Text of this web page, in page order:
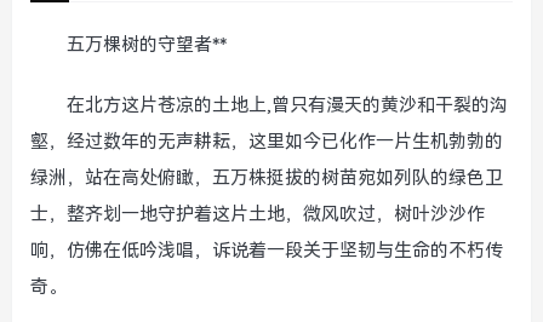
五万棵树的守望者**
在北方这片苍凉的土地上,曾只有漫天的黄沙和干裂的沟
壑，经过数年的无声耕耘，这里如今已化作一片生机勃勃的
绿洲，站在高处俯瞰，五万株挺拔的树苗宛如列队的绿色卫
士，整齐划一地守护着这片土地，微风吹过，树叶沙沙作
响，仿佛在低吟浅唱，诉说着一段关于坚韧与生命的不朽传
奇。